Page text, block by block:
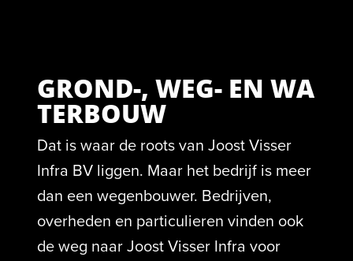
GROND-, WEG- EN WA
TERBOUW
Dat is waar de roots van Joost Visser
Infra BV liggen. Maar het bedrijf is meer
dan een wegenbouwer. Bedrijven,
overheden en particulieren vinden ook
de weg naar Joost Visser Infra voor